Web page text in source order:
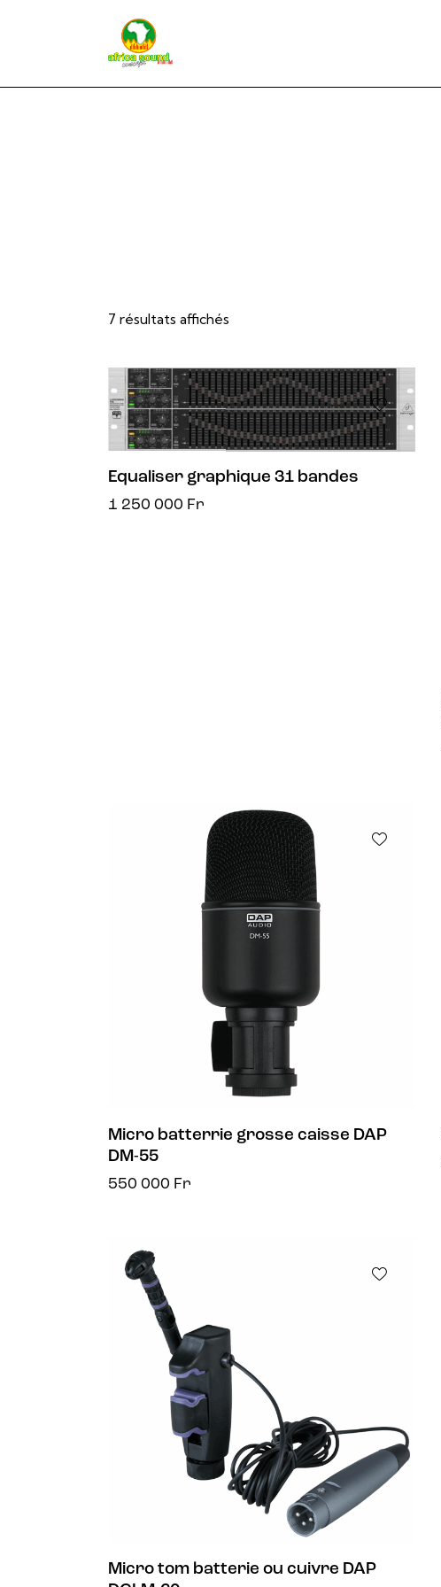
7 résultats affichés
Equaliser graphique 31 bandes
1 250 000 Fr
Micro batterrie grosse caisse DAP
DM-55
550 000 Fr
Micro tom batterie ou cuivre DAP